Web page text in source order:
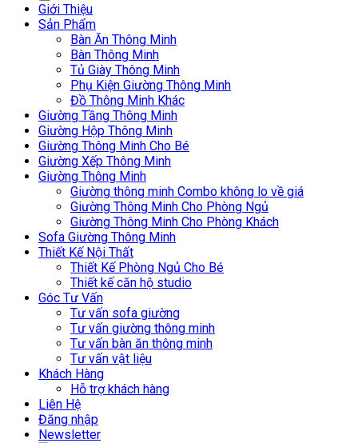
Giới Thiệu
Sản Phẩm
Bàn Ăn Thông Minh
Bàn Thông Minh
Tủ Giày Thông Minh
Phụ Kiện Giường Thông Minh
Đồ Thông Minh Khác
Giường Tầng Thông Minh
Giường Hộp Thông Minh
Giường Thông Minh Cho Bé
Giường Xếp Thông Minh
Giường Thông Minh
Giường thông minh Combo không lo về giá
Giường Thông Minh Cho Phòng Ngủ
Giường Thông Minh Cho Phòng Khách
Sofa Giường Thông Minh
Thiết Kế Nội Thất
Thiết Kế Phòng Ngủ Cho Bé
Thiết kế căn hộ studio
Góc Tư Vấn
Tư vấn sofa giường
Tư vấn giường thông minh
Tư vấn bàn ăn thông minh
Tư vấn vật liệu
Khách Hàng
Hỗ trợ khách hàng
Liên Hệ
Đăng nhập
Newsletter